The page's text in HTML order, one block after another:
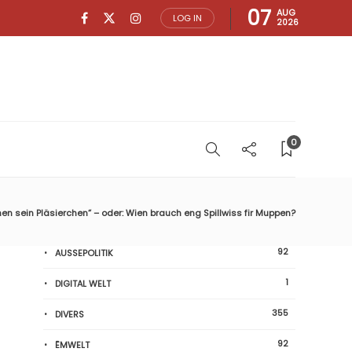
LOG IN 07 AUG
2026
0
sein Pläsierchen“ – oder: Wien brauch eng Spillwiss fir Muppen?
AUSSEPOLITIK 92
DIGITAL WELT 1
DIVERS 355
ËMWELT 92